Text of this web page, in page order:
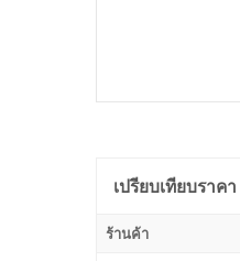
เปรียบเทียบราคา
ร้านค้า